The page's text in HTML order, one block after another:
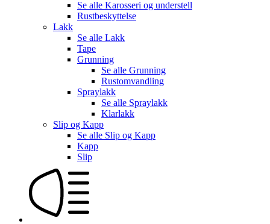
Se alle Karosseri og understell
Rustbeskyttelse
Lakk
Se alle Lakk
Tape
Grunning
Se alle Grunning
Rustomvandling
Spraylakk
Se alle Spraylakk
Klarlakk
Slip og Kapp
Se alle Slip og Kapp
Kapp
Slip